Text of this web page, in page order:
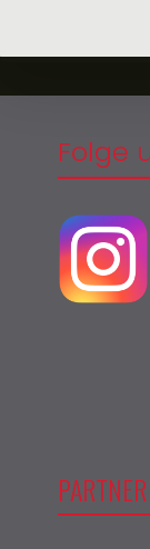
Folge
PARTNER